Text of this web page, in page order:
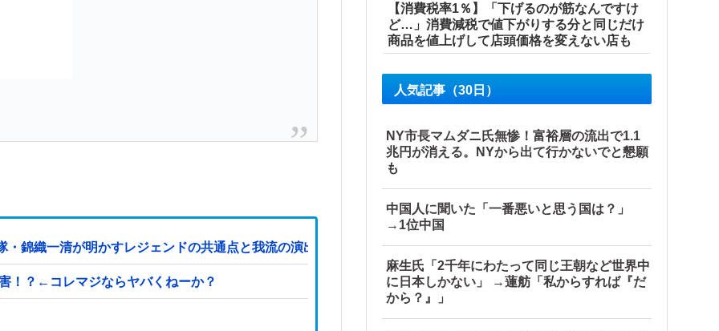
錦織一清が明かすレジェンドの共通点と我流の演出論
！？←コレマジならヤバくねーか？
【消費税率1％】「下げるのが筋なんですけ
ど…」消費減税で値下がりする分と同じだけ
商品を値上げして店頭価格を変えない店も
人気記事（30日）
NY市長マムダニ氏無惨！富裕層の流出で1.1
兆円が消える。NYから出て行かないでと懇願
も
中国人に聞いた「一番悪いと思う国は？」
→1位中国
麻生氏「2千年にわたって同じ王朝など世界中
に日本しかない」 →蓮舫「私からすれば『だ
から？』」